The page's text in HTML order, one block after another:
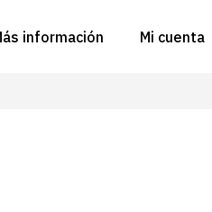
información Mi cuenta